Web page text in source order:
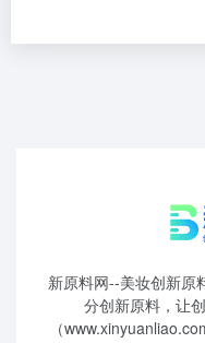
新原料网--美妆创新原
分创新原料，让
（